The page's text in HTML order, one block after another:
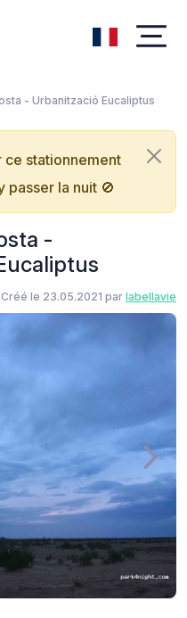
- Urbanització Eucaliptus
stationnement
passer la nuit 🚫
-
Créé le 23.05.2021 par labellavie